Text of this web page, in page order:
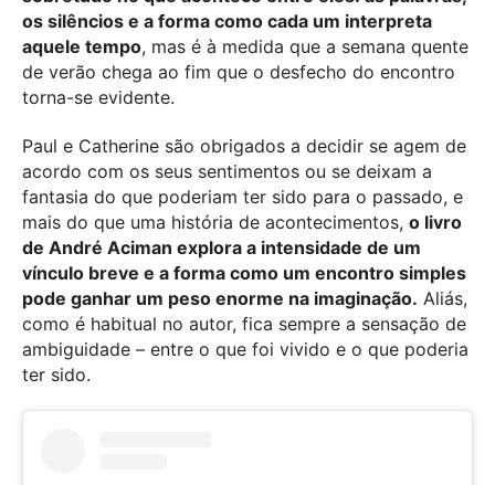
os silêncios e a forma como cada um interpreta
aquele tempo, mas é à medida que a semana quente
de verão chega ao fim que o desfecho do encontro
torna-se evidente.
Paul e Catherine são obrigados a decidir se agem de
acordo com os seus sentimentos ou se deixam a
fantasia do que poderiam ter sido para o passado, e
mais do que uma história de acontecimentos, o livro
de André Aciman explora a intensidade de um
vínculo breve e a forma como um encontro simples
pode ganhar um peso enorme na imaginação. Aliás,
como é habitual no autor, fica sempre a sensação de
ambiguidade – entre o que foi vivido e o que poderia
ter sido.